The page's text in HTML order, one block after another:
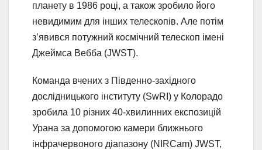
планету в 1986 році, а також зробило його
невидимим для інших телескопів. Але потім
з’явився потужний космічний телескоп імені
Джеймса Вебба (JWST).
Команда вчених з Південно-західного
дослідницького інституту (SwRI) у Колорадо
зробила 10 різних 40-хвилинних експозицій
Урана за допомогою камери ближнього
інфрачервоного діапазону (NIRCam) JWST,